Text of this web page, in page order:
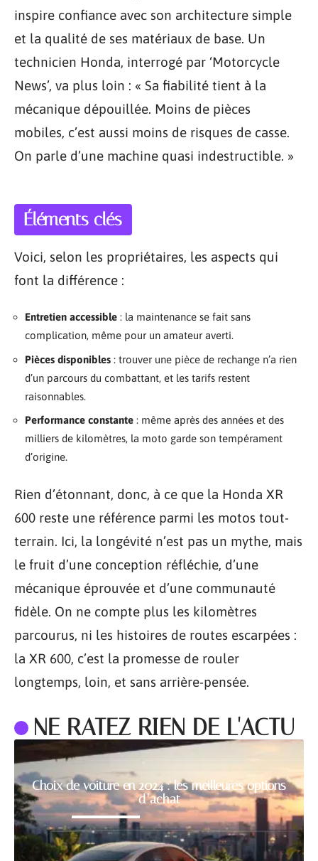
inspire confiance avec son architecture simple
et la qualité de ses matériaux de base. Un
technicien Honda, interrogé par ‘Motorcycle
News’, va plus loin : « Sa fiabilité tient à la
mécanique dépouillée. Moins de pièces
mobiles, c’est aussi moins de risques de casse.
On parle d’une machine quasi indestructible. »
Éléments clés
Voici, selon les propriétaires, les aspects qui
font la différence :
Entretien accessible : la maintenance se fait sans
complication, même pour un amateur averti.
Pièces disponibles : trouver une pièce de rechange n’a rien
d’un parcours du combattant, et les tarifs restent
raisonnables.
Performance constante : même après des années et des
milliers de kilomètres, la moto garde son tempérament
d’origine.
Rien d’étonnant, donc, à ce que la Honda XR
600 reste une référence parmi les motos tout-
terrain. Ici, la longévité n’est pas un mythe, mais
le fruit d’une conception réfléchie, d’une
mécanique éprouvée et d’une communauté
fidèle. On ne compte plus les kilomètres
parcourus, ni les histoires de routes escarpées :
la XR 600, c’est la promesse de rouler
longtemps, loin, et sans arrière-pensée.
NE RATEZ RIEN DE L'ACTU
Choix de voiture en 2024 : les meilleures options
d’achat